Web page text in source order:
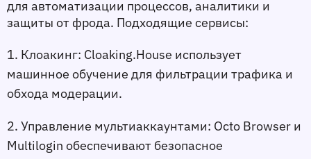
для автоматизации процессов, аналитики и
защиты от фрода. Подходящие сервисы:
1. Клоакинг: Cloaking.House использует
машинное обучение для фильтрации трафика и
обхода модерации.
2. Управление мультиаккаунтами: Octo Browser и
Multilogin обеспечивают безопасное